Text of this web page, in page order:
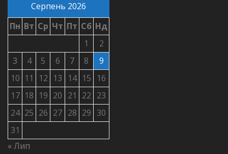
Серпень 2026
Пн Вт Ср Чт Пт Сб Нд
1
2
3
4 5 6 7 8
9
10 11 12 13 14 15
16
17 18 19 20 21 22 23
24 25 26 27 28 29 30
31
« Лип